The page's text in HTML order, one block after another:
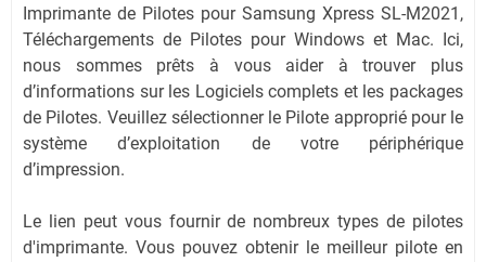
Imprimante de Pilotes pour Samsung Xpress SL-M2021,
Téléchargements de Pilotes pour Windows et Mac. Ici,
nous sommes prêts à vous aider à trouver plus
d’informations sur les Logiciels complets et les packages
de Pilotes. Veuillez sélectionner le Pilote approprié pour le
système d’exploitation de votre périphérique
d’impression.
Le lien peut vous fournir de nombreux types de pilotes
d'imprimante. Vous pouvez obtenir le meilleur pilote en